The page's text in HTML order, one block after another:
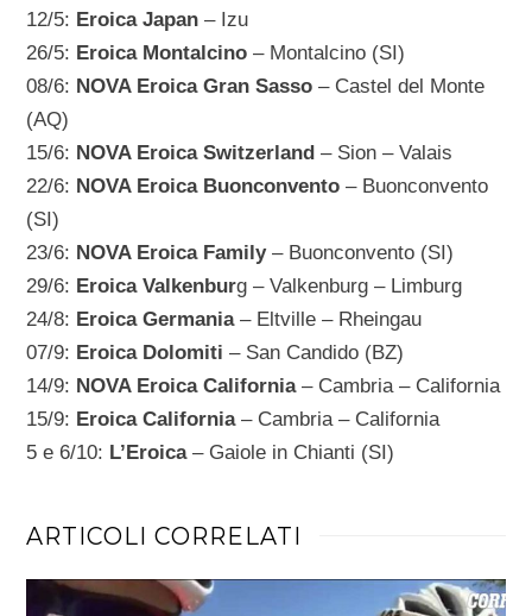
12/5: Eroica Japan – Izu
26/5: Eroica Montalcino – Montalcino (SI)
08/6: NOVA Eroica Gran Sasso – Castel del Monte
(AQ)
15/6: NOVA Eroica Switzerland– Sion – Valais
22/6: NOVA Eroica Buonconvento – Buonconvento
(SI)
23/6: NOVA Eroica Family– Buonconvento (SI)
29/6: Eroica Valkenburg – Valkenburg – Limburg
24/8: Eroica Germania– Eltville – Rheingau
07/9: Eroica Dolomiti – San Candido (BZ)
14/9: NOVA Eroica California– Cambria – California
15/9: Eroica California– Cambria – California
5 e 6/10: L’Eroica– Gaiole in Chianti (SI)
ARTICOLI CORRELATI